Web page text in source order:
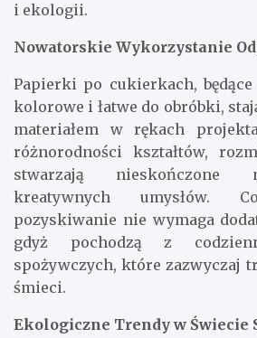
i ekologii.
Nowatorskie Wykorzystanie
Papierki po cukierkach,
kolorowe i łatwe do obróbki,
materiałem w rękach
różnorodności kształtów,
stwarzają nieskończone
kreatywnych umysłów.
pozyskiwanie nie wymaga
gdyż pochodzą z
spożywczych, które zazwyczaj
śmieci.
Ekologiczne Trendy w Świecie